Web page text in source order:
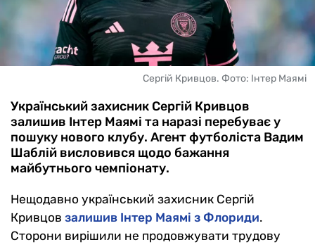
Сергій Кривцов. Фото: Інтер Маямі
Український захисник Сергій Кривцов
залишив Інтер Маямі та наразі перебуває у
пошуку нового клубу. Агент футболіста Вадим
Шаблій висловився щодо бажання
майбутнього чемпіонату.
Нещодавно український захисник Сергій
Кривцов залишив Інтер Маямі з Флориди.
Сторони вирішили не продовжувати трудову